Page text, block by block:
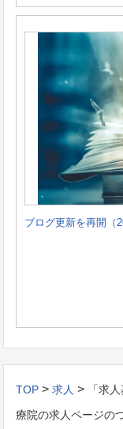
ブログ更新を再開（
TOP >求人 >
「求
療院の求人ページの